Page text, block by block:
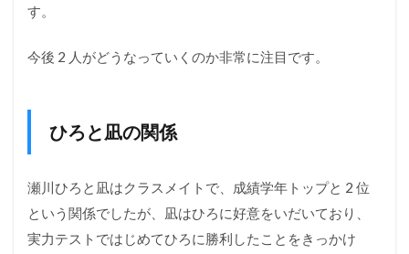
す。
今後 2 人がどうなっていくのか非常に注目です。
ひろと凪の関係
瀬川ひろと凪はクラスメイトで、成績学年トップと 2 位
という関係でしたが、凪はひろに好意をいだいており、
実力テストではじめてひろに勝利したことをきっかけ